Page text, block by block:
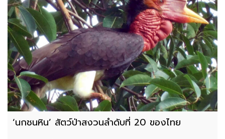
‘นกชนหิน’ สัตว์ป่าสงวนลำดับที่ 20 ของไทย